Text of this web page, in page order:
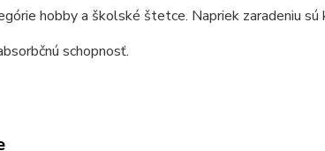
hobby a školské štetce. Napriek zaradeniu
schopnosť.